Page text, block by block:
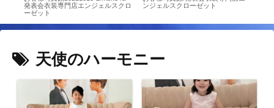
発表会衣装専門店エンジェルスクロ
ーゼット
ンジェルスクローゼット
天使のハーモニー